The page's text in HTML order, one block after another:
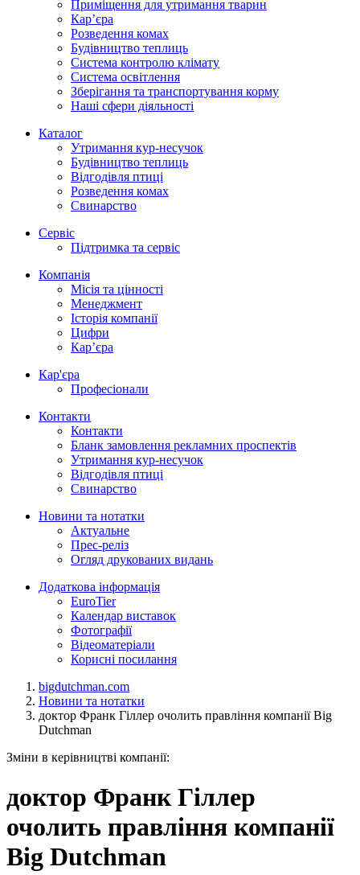
Приміщення для утримання тварин
Кар’єра
Розведення комах
Будівництво теплиць
Система контролю клімату
Система освітлення
Зберігання та транспортування корму
Наші сфери діяльності
Каталог
Утримання кур-несучок
Будівництво теплиць
Відгодівля птиці
Розведення комах
Свинарство
Сервіс
Підтримка та сервіс
Компанія
Місія та цінності
Менеджмент
Історія компанії
Цифри
Кар’єра
Кар'єра
Професіонали
Контакти
Контакти
Бланк замовлення рекламних проспектів
Утримання кур-несучок
Відгодівля птиці
Свинарство
Новини та нотатки
Актуальне
Прес-реліз
Огляд друкованих видань
Додаткова інформація
EuroTier
Календар виставок
Фотографії
Відеоматеріали
Корисні посилання
bigdutchman.com
Новини та нотатки
доктор Франк Гіллер очолить правління компанії Big
Dutchman
Зміни в керівництві компанії:
доктор Франк Гіллер
очолить правління компанії
Big Dutchman